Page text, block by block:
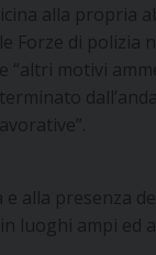
alla propria
di polizia
motivi
alla presenza
luoghi ampi ed